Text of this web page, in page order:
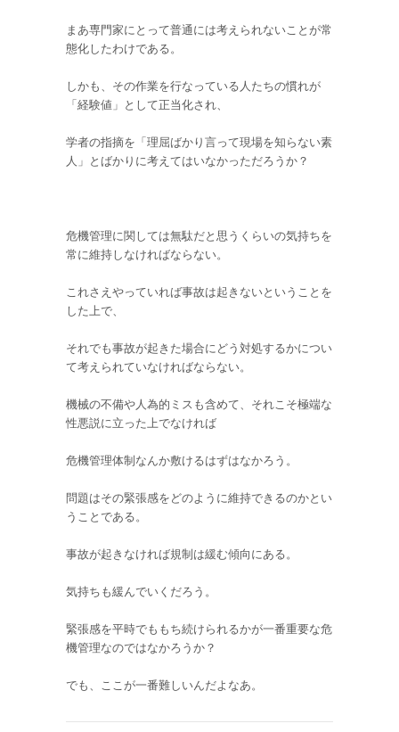
まあ専門家にとって普通には考えられないことが常
態化したわけである。
しかも、その作業を行なっている人たちの慣れが
「経験値」として正当化され、
学者の指摘を「理屈ばかり言って現場を知らない素
人」とばかりに考えてはいなかっただろうか？
危機管理に関しては無駄だと思うくらいの気持ちを
常に維持しなければならない。
これさえやっていれば事故は起きないということを
した上で、
それでも事故が起きた場合にどう対処するかについ
て考えられていなければならない。
機械の不備や人為的ミスも含めて、それこそ極端な
性悪説に立った上でなければ
危機管理体制なんか敷けるはずはなかろう。
問題はその緊張感をどのように維持できるのかとい
うことである。
事故が起きなければ規制は緩む傾向にある。
気持ちも緩んでいくだろう。
緊張感を平時でももち続けられるかが一番重要な危
機管理なのではなかろうか？
でも、ここが一番難しいんだよなあ。